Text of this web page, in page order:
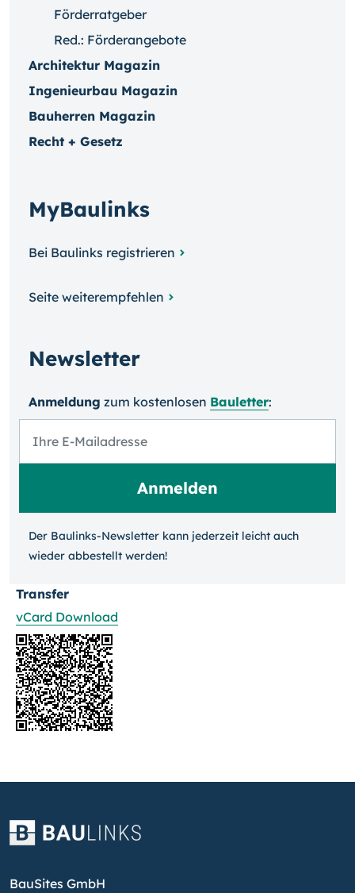
Förderratgeber
Red.: Förderangebote
Architektur Magazin
Ingenieurbau Magazin
Bauherren Magazin
Recht + Gesetz
MyBaulinks
Bei Baulinks registrieren
Seite weiterempfehlen
Newsletter
Anmeldung zum kosten­losen Bauletter:
Der Baulinks-Newsletter kann jeder­zeit leicht auch
wieder ab­bestellt werden!
Transfer
vCard Download
BauSites GmbH